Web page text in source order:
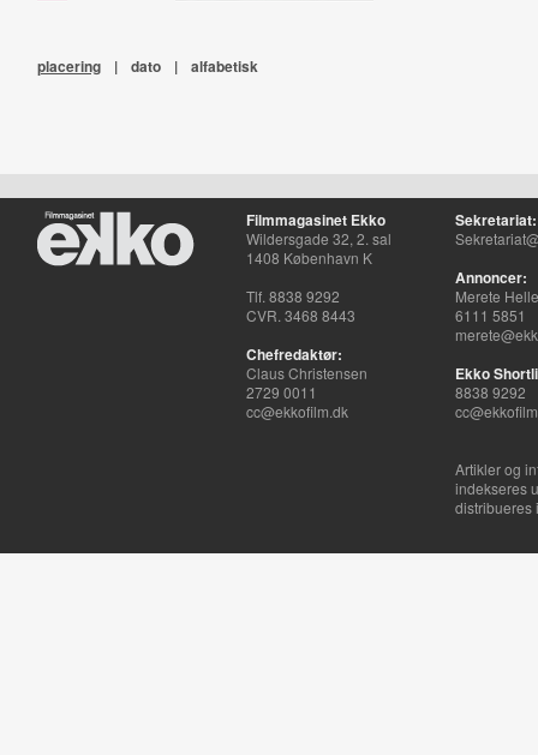
placering | dato | alfabetisk
Filmmagasinet Ekko
Wildersgade 32, 2. sal
1408 København K
Tlf. 8838 9292
CVR. 3468 8443
Chefredaktør:
Claus Christensen
2729 0011
cc@ekkofilm.dk
Sekretariat:
Annoncer:
Merete
6111 5851
Ekko
8838 9292
Artikler og
indekseres
distribueres